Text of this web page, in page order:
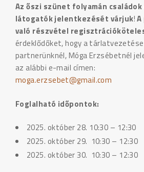
Az őszi szünet folyamán
látogatók jelentkezését várjuk!
való részvétel
érdeklődőket, hogy a
partnerünknél, Móga Erzsébetnél
az alábbi e-mail címen:
moga.erzsebet@gmail.com
Foglalható időpontok:
2025. október 28. 10:30 – 12:30
2025. október 29. 10:30 – 12:30
2025. október 30. 10:30 – 12:30